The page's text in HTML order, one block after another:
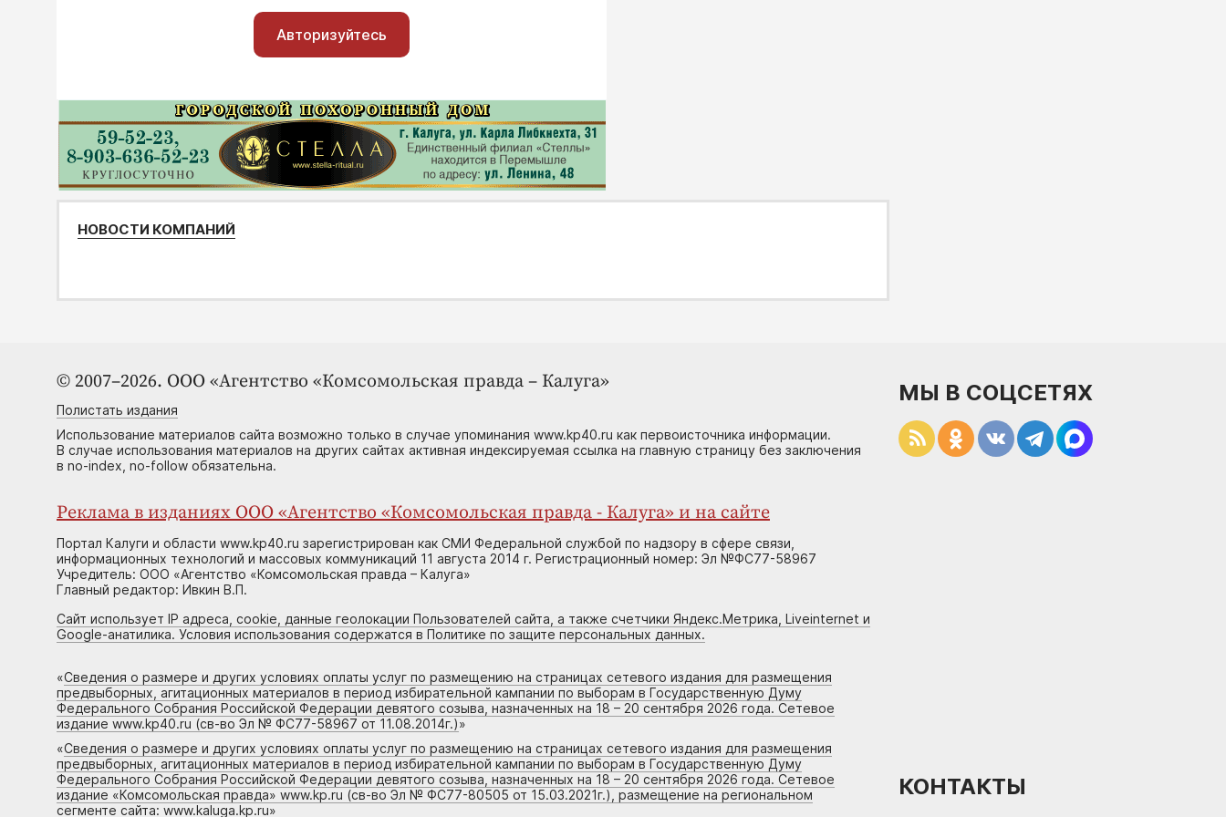
Авторизуйтесь
НОВОСТИ КОМПАНИЙ
© 2007–2026. ООО «Агентство «Комсомольская правда – Калуга»
Полистать издания
Использование материалов сайта возможно только в случае упоминания www.kp40.ru как первоисточника информации.
В случае использования материалов на других сайтах активная индексируемая ссылка на главную страницу без заключения
в no-index, no-follow обязательна.
Реклама в изданиях ООО «Агентство «Комсомольская правда - Калуга» и на сайте
Портал Калуги и области www.kp40.ru зарегистрирован как СМИ Федеральной службой по надзору в сфере связи,
информационных технологий и массовых коммуникаций 11 августа 2014 г. Регистрационный номер: Эл №ФС77-58967
Учредитель: ООО «Агентство «Комсомольская правда – Калуга»
Главный редактор: Ивкин В.П.
Сайт использует IP адреса, cookie, данные геолокации Пользователей сайта, а также счетчики Яндекс.Метрика, Liveinternet и
Google-анатилика. Условия использования содержатся в Политике по защите персональных данных.
«Сведения о размере и других условиях оплаты услуг по размещению на страницах сетевого издания для размещения
предвыборных, агитационных материалов в период избирательной кампании по выборам в Государственную Думу
Федерального Собрания Российской Федерации девятого созыва, назначенных на 18 – 20 сентября 2026 года. Сетевое
издание www.kp40.ru (св-во Эл № ФС77-58967 от 11.08.2014г.)»
«Сведения о размере и других условиях оплаты услуг по размещению на страницах сетевого издания для размещения
предвыборных, агитационных материалов в период избирательной кампании по выборам в Государственную Думу
Федерального Собрания Российской Федерации девятого созыва, назначенных на 18 – 20 сентября 2026 года. Сетевое
издание «Комсомольская правда» www.kp.ru (св-во Эл № ФС77-80505 от 15.03.2021г.), размещение на региональном
сегменте сайта: www.kaluga.kp.ru»
МЫ В СОЦСЕТЯХ
КОНТАКТЫ